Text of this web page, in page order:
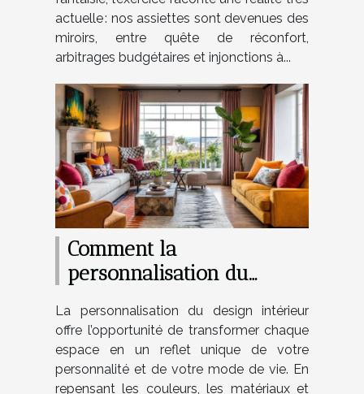
actuelle : nos assiettes sont devenues des
miroirs, entre quête de réconfort,
arbitrages budgétaires et injonctions à...
Comment la
personnalisation du
votre intérieur ?
La personnalisation du design intérieur
offre l’opportunité de transformer chaque
espace en un reflet unique de votre
personnalité et de votre mode de vie. En
repensant les couleurs, les matériaux et